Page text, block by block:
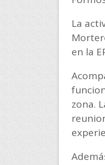
La
en la
zona.